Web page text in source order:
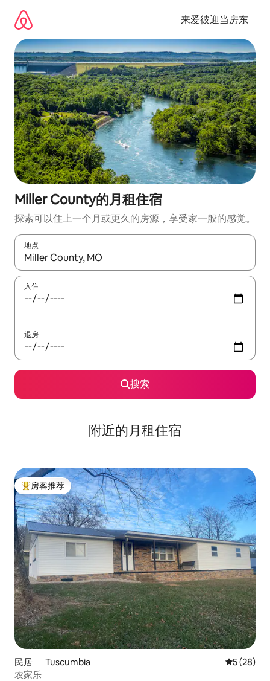
来爱彼迎当房东
Miller County的月租住宿
探索可以住上一个月或更久的房源，享受家一般的感觉。
地点
如有搜索结果，请使用上下方向键查看，或通过点击或滑动手势
入住
退房
搜索
附近的月租住宿
热门「房客推荐」
房客推荐
民居 ｜ Tuscumbia 平均评分
5 (28)
农家乐